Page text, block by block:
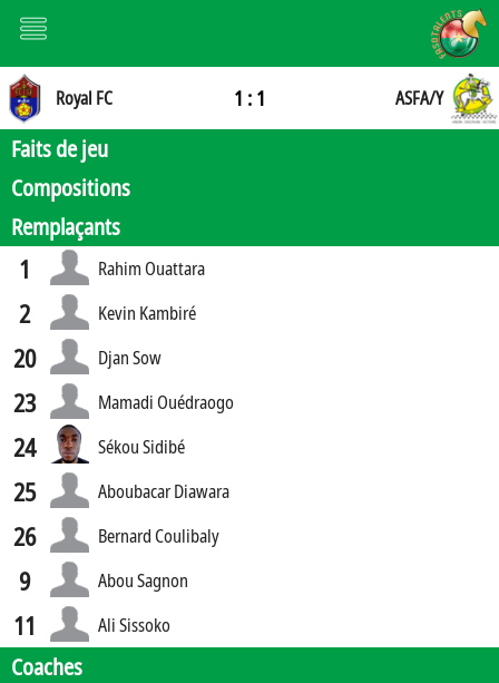
Royal FC 1 : 1 ASFA/Y
Faits de jeu
Compositions
Remplaçants
1 Rahim Ouattara
2 Kevin Kambiré
20 Djan Sow
23 Mamadi Ouédraogo
24 Sékou Sidibé
25 Aboubacar Diawara
26 Bernard Coulibaly
9 Abou Sagnon
11 Ali Sissoko
Coaches